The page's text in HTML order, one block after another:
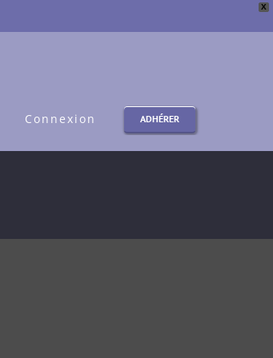
X
Connexion ADHÉRER